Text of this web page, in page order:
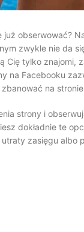
obserwować?
zwykle nie da
Cię tylko znajomi,
na Facebooku
na
strony i
dokładnie te
zasięgu albo